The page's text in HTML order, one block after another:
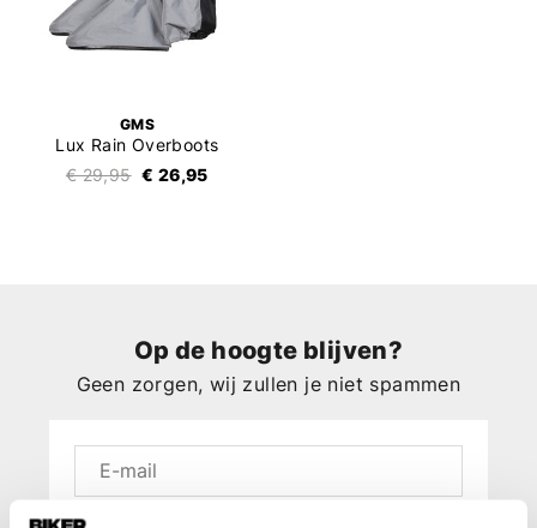
GMS
Lux Rain Overboots
€ 29,95 € 26,95
Op de hoogte blijven?
Geen zorgen, wij zullen je niet spammen